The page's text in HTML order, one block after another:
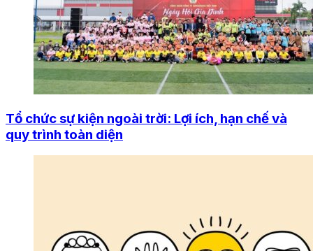
Tổ chức sự kiện ngoài trời: Lợi ích, hạn chế và
quy trình toàn diện